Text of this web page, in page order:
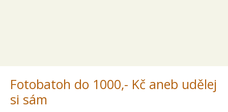
Fotobatoh do 1000,- Kč aneb udělej
si sám